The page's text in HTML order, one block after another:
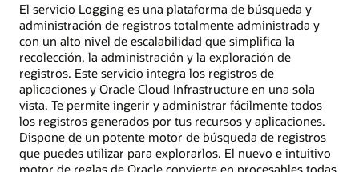
El servicio Logging es una plataforma de búsqueda y
administración de registros totalmente administrada y
con un alto nivel de escalabilidad que simplifica la
recolección, la administración y la exploración de
registros. Este servicio integra los registros de
aplicaciones y Oracle Cloud Infrastructure en una sola
vista. Te permite ingerir y administrar fácilmente todos
los registros generados por tus recursos y aplicaciones.
Dispone de un potente motor de búsqueda de registros
que puedes utilizar para explorarlos. El nuevo e intuitivo